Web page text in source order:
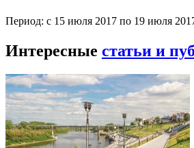
Период: с 15 июля 2017 по 19 июля
Интересные статьи и